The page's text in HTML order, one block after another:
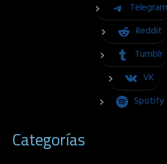
Telegram
Reddit
Tumblr
VK
Spotify
Categorías